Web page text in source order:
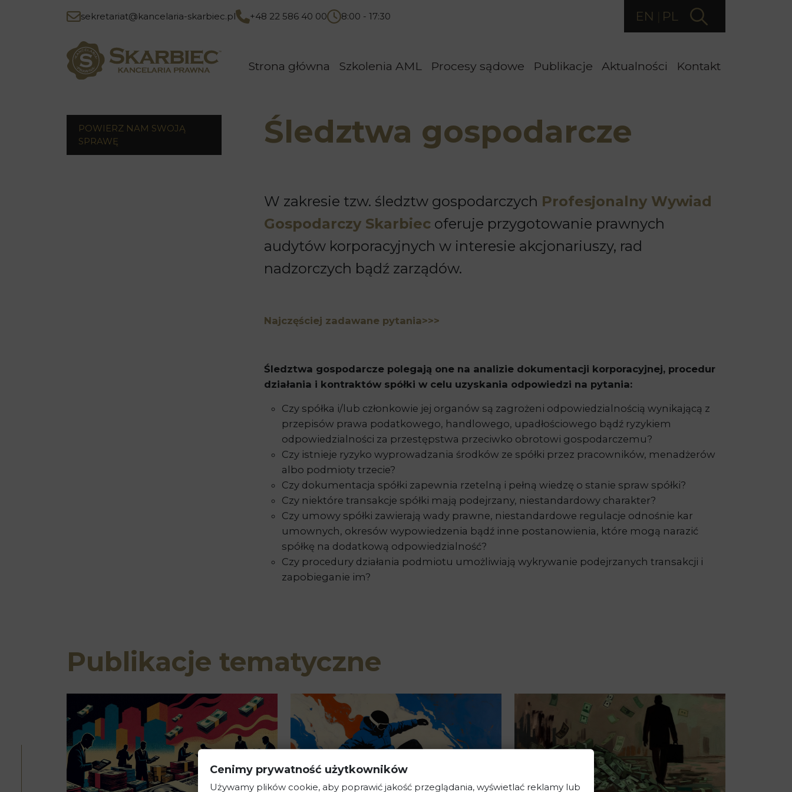
sekretariat@kancelaria-skarbiec.pl +48 22 586 40 00 8:00 - 17:30 EN PL
Strona główna Szkolenia AML Procesy sądowe Publikacje Aktualności Kontakt
POWIERZ NAM SWOJĄ
SPRAWĘ
Śledztwa gospodarcze
W zakresie tzw. śledztw gospodarczych Profesjonalny Wywiad
Gospodarczy Skarbiec oferuje przygotowanie prawnych
audytów korporacyjnych w interesie akcjonariuszy, rad
nadzorczych bądź zarządów.
Najczęściej zadawane pytania>>>
Śledztwa gospodarcze polegają one na analizie dokumentacji korporacyjnej, procedur
działania i kontraktów spółki w celu uzyskania odpowiedzi na pytania:
Czy spółka i/lub członkowie jej organów są zagrożeni odpowiedzialnością wynikającą z
przepisów prawa podatkowego, handlowego, upadłościowego bądź ryzykiem
odpowiedzialności za przestępstwa przeciwko obrotowi gospodarczemu?
Czy istnieje ryzyko wyprowadzania środków ze spółki przez pracowników, menadżerów
albo podmioty trzecie?
Czy dokumentacja spółki zapewnia rzetelną i pełną wiedzę o stanie spraw spółki?
Czy niektóre transakcje spółki mają podejrzany, niestandardowy charakter?
Czy umowy spółki zawierają wady prawne, niestandardowe regulacje odnośnie kar
umownych, okresów wypowiedzenia bądź inne postanowienia, które mogą narazić
spółkę na dodatkową odpowiedzialność?
Czy procedury działania podmiotu umożliwiają wykrywanie podejrzanych transakcji i
zapobieganie im?
Publikacje tematyczne
Cenimy prywatność użytkowników
Używamy plików cookie, aby poprawić jakość przeglądania, wyświetlać reklamy lub